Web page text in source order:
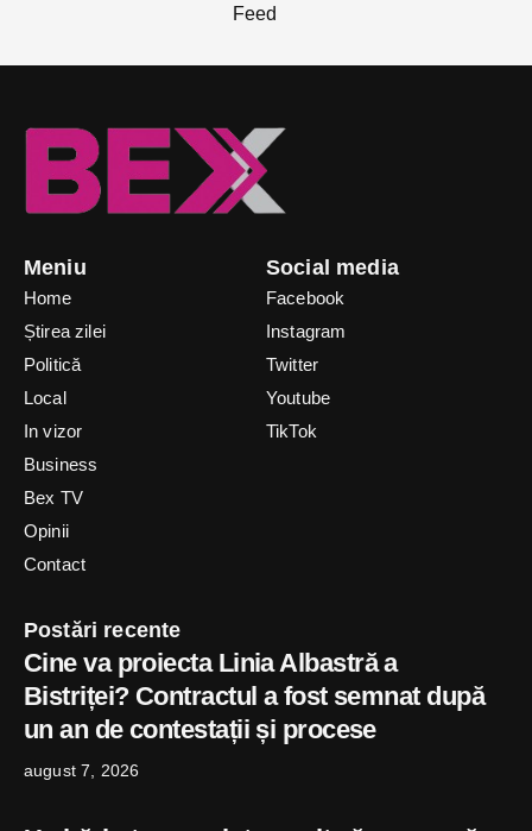
Meniu
Home
Știrea zilei
Politică
Local
In vizor
Business
Bex TV
Opinii
Contact
Social media
Facebook
Instagram
Twitter
Youtube
TikTok
Postări recente
Cine va proiecta Linia Albastră a
Bistriței? Contractul a fost semnat după
un an de contestații și procese
august 7, 2026